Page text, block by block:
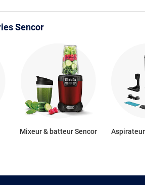
Sencor
Mixeur & batteur Sencor